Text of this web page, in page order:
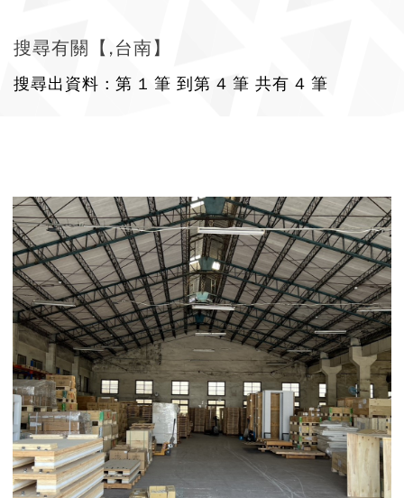
搜尋有關【,台南】
搜尋出資料 : 第 1 筆 到第 4 筆 共有 4 筆